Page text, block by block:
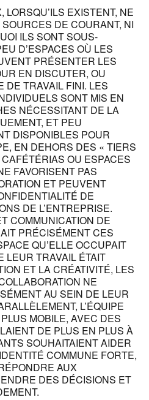
EXISTENT, NE
DE COURANT, NI
ILS SONT SOUS-
D’ESPACES OÙ LES
PRÉSENTER LES
EN DISCUTER, OU
DE TRAVAIL FINI. LES
SONT MIS EN
NÉCESSITANT DE LA
ET PEU
DISPONIBLES POUR
EN DEHORS DES « TIERS
OU ESPACES
FAVORISENT PAS
ET PEUVENT
DE
DE L’ENTREPRISE.
COMMUNICATION DE
PRÉCISÉMENT CES
QU’ELLE OCCUPAIT
LEUR TRAVAIL ÉTAIT
ET LA CRÉATIVITÉ, LES
NE
AU SEIN DE LEUR
L’ÉQUIPE
MOBILE, AVEC DES
DE PLUS EN PLUS À
SOUHAITAIENT AIDER
COMMUNE FORTE,
AUX
DES DÉCISIONS ET